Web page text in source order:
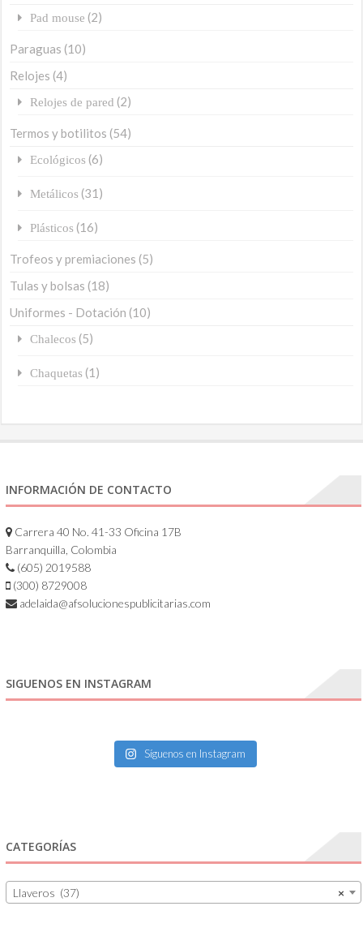
Pad mouse (2)
Paraguas (10)
Relojes (4)
Relojes de pared (2)
Termos y botilitos (54)
Ecológicos (6)
Metálicos (31)
Plásticos (16)
Trofeos y premiaciones (5)
Tulas y bolsas (18)
Uniformes - Dotación (10)
Chalecos (5)
Chaquetas (1)
INFORMACIÓN DE CONTACTO
Carrera 40 No. 41-33 Oficina 17B
Barranquilla, Colombia
(605) 2019588
(300) 8729008
adelaida@afsolucionespublicitarias.com
SIGUENOS EN INSTAGRAM
Síguenos en Instagram
CATEGORÍAS
×
Llaveros (37)